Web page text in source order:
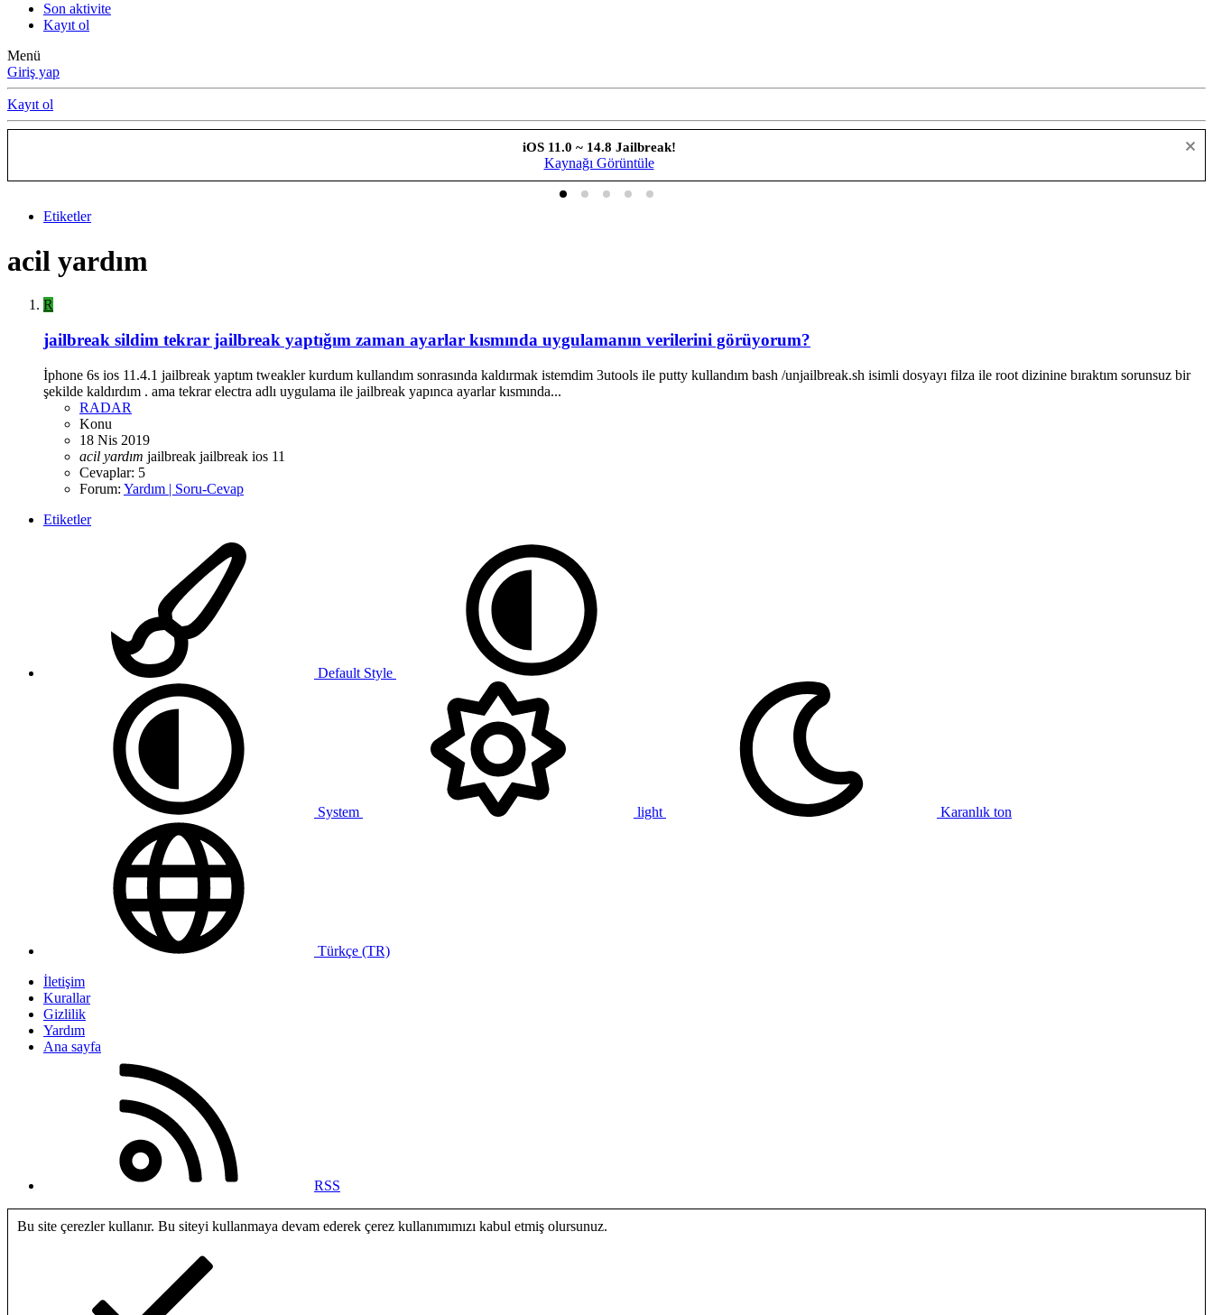
Son aktivite
Kayıt ol
Menü
Giriş yap
Kayıt ol
iOS 11.0 ~ 14.8 Jailbreak!
Kaynağı Görüntüle
Etiketler
acil yardım
R
jailbreak sildim tekrar jailbreak yaptığım zaman ayarlar kısmında uygulamanın verilerini görüyorum?
İphone 6s ios 11.4.1 jailbreak yaptım tweakler kurdum kullandım sonrasında kaldırmak istemdim 3utools ile putty kullandım bash /unjailbreak.sh isimli dosyayı filza ile root dizinine bıraktım sorunsuz bir
şekilde kaldırdım . ama tekrar electra adlı uygulama ile jailbreak yapınca ayarlar kısmında...
RADAR
Konu
18 Nis 2019
acil yardım jailbreak jailbreak ios 11
Cevaplar: 5
Forum: Yardım | Soru-Cevap
Etiketler
Default Style
System light Karanlık ton
Türkçe (TR)
İletişim
Kurallar
Gizlilik
Yardım
Ana sayfa
RSS
Bu site çerezler kullanır. Bu siteyi kullanmaya devam ederek çerez kullanımımızı kabul etmiş olursunuz.